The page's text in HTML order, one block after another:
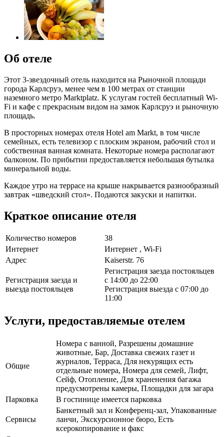
Об отеле
Этот 3-звездочный отель находится на Рыночной площади
города Карлсруэ, менее чем в 100 метрах от станции
наземного метро Marktplatz. К услугам гостей бесплатный Wi-
Fi и кафе с прекрасным видом на замок Карлсруэ и рыночную
площадь.
В просторных номерах отеля Hotel am Markt, в том числе
семейных, есть телевизор с плоским экраном, рабочий стол и
собственная ванная комната. Некоторые номера располагают
балконом. По прибытии предоставляется небольшая бутылка
минеральной воды.
Каждое утро на террасе на крыше накрывается разнообразный
завтрак «шведский стол». Подаются закуски и напитки.
Краткое описание отеля
Количество номеров
38
Интернет
Интернет , Wi-Fi
Адрес
Kaiserstr. 76
Регистрация заезда и
выезда постояльцев
Регистрация заезда постояльцев
с 14:00 до 22:00
Регистрация выезда с 07:00 до
11:00
Услуги, предоставляемые отелем
Общие
Номера с ванной, Разрешены домашние
животные, Бар, Доставка свежих газет и
журналов, Терраса, Для некурящих есть
отдельные номера, Номера для семей, Лифт,
Сейф, Отопление, Для храненения багажа
предусмотрены камеры, Площадки для загара
Парковка
В гостинице имеется парковка
Сервисы
Банкетный зал и Конференц-зал, Упакованные
ланчи, Экскурсионное бюро, Есть
ксерокопирование и факс